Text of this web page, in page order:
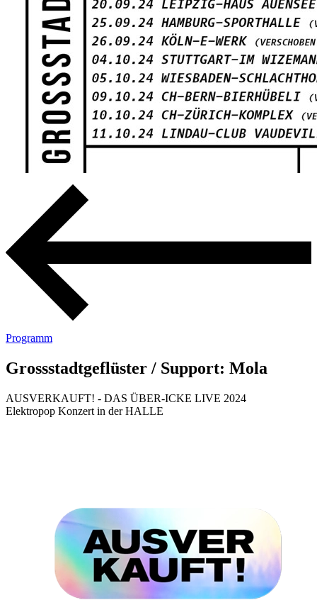
Programm
Grossstadtgeflüster / Support: Mola
AUSVERKAUFT! - DAS ÜBER-ICKE LIVE 2024
Elektropop Konzert in der HALLE